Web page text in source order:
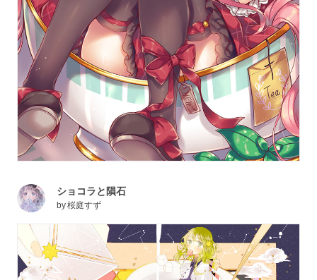
ショコラと隕石
by桜庭すず